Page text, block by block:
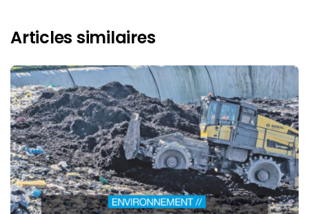
Articles similaires